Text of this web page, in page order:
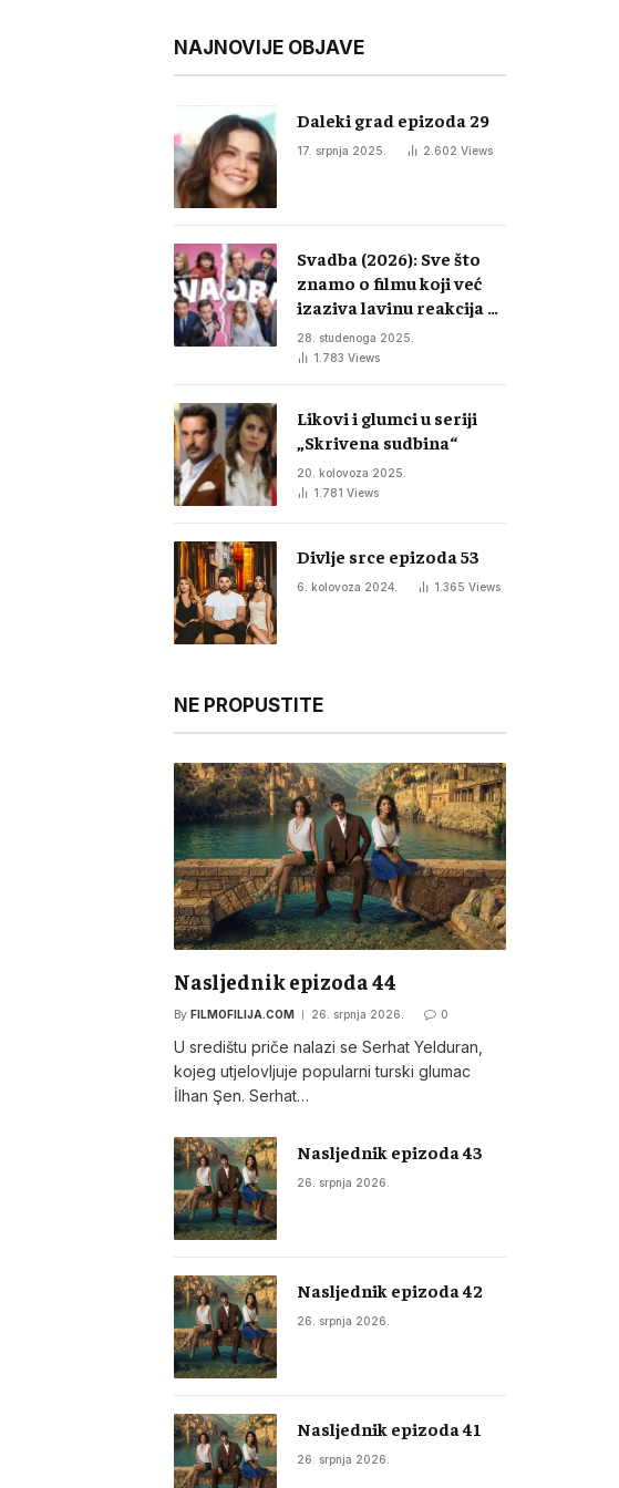
NAJNOVIJE OBJAVE
Daleki grad epizoda 29
17. srpnja 2025. 2.602 Views
Svadba (2026): Sve što
znamo o filmu koji već
izaziva lavinu reakcija u
regiji
28. studenoga 2025.
1.783 Views
Likovi i glumci u seriji
„Skrivena sudbina“
20. kolovoza 2025.
1.781 Views
Divlje srce epizoda 53
6. kolovoza 2024. 1.365 Views
NE PROPUSTITE
Nasljednik epizoda 44
By FILMOFILIJA.COM 26. srpnja 2026. 0
U središtu priče nalazi se Serhat Yelduran,
kojeg utjelovljuje popularni turski glumac
İlhan Şen. Serhat…
Nasljednik epizoda 43
26. srpnja 2026.
Nasljednik epizoda 42
26. srpnja 2026.
Nasljednik epizoda 41
26. srpnja 2026.